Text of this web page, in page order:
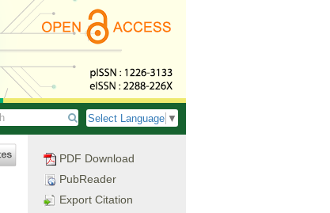
Select Language ▼
PDF Download
PubReader
Export Citation